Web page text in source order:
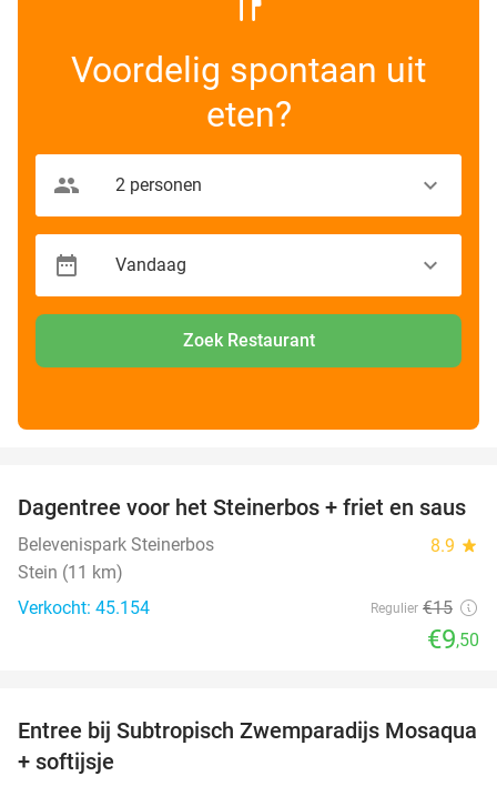
Voordelig spontaan uit
eten?
Zoek Restaurant
37%
Dagentree voor het Steinerbos + friet en saus
Belevenispark Steinerbos 8.9 star
Stein (11 km)
Verkocht: 45.154
Regulier €15
€9,50
25%
Entree bij Subtropisch Zwemparadijs Mosaqua
+ softijsje